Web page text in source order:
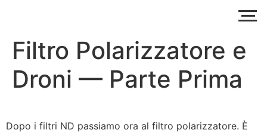
Filtro Polarizzatore e
Droni — Parte Prima
Dopo i filtri ND passiamo ora al filtro polarizzatore. È